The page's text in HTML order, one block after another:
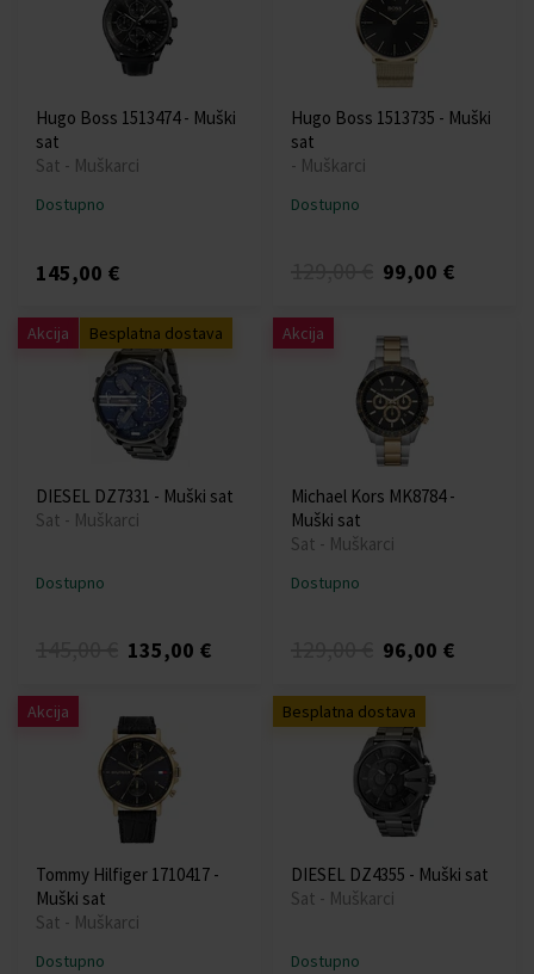
Hugo Boss 1513474 - Muški
sat
Sat - Muškarci
Dostupno
145,00 €
Hugo Boss 1513735 - Muški
sat
- Muškarci
Dostupno
99,00 €
Akcija Besplatna dostava
DIESEL DZ7331 - Muški sat
Sat - Muškarci
Dostupno
135,00 €
Akcija
Michael Kors MK8784 -
Muški sat
Sat - Muškarci
Dostupno
96,00 €
Akcija
Tommy Hilfiger 1710417 -
Muški sat
Sat - Muškarci
Dostupno
Besplatna dostava
DIESEL DZ4355 - Muški sat
Sat - Muškarci
Dostupno